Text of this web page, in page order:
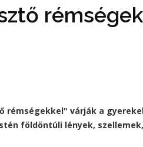
rémségekkel" várják a
földöntúli lények,